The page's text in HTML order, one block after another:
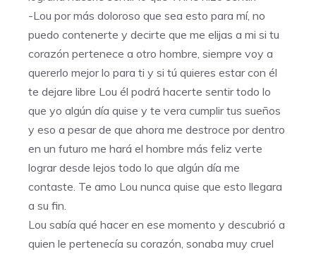
-Lou por más doloroso que sea esto para mí, no
puedo contenerte y decirte que me elijas a mi si tu
corazón pertenece a otro hombre, siempre voy a
quererlo mejor lo para ti y si tú quieres estar con él
te dejare libre Lou él podrá hacerte sentir todo lo
que yo algún día quise y te vera cumplir tus sueños
y eso a pesar de que ahora me destroce por dentro
en un futuro me hará el hombre más feliz verte
lograr desde lejos todo lo que algún día me
contaste. Te amo Lou nunca quise que esto llegara
a su fin.
Lou sabía qué hacer en ese momento y descubrió a
quien le pertenecía su corazón, sonaba muy cruel